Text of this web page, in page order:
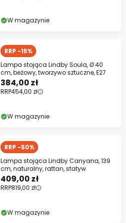
W magazynie
RRP -15%
Lampa stojąca Lindby Soula, Ø 40
cm, beżowy, tworzywo sztuczne, E27
384,00 zł
RRP454,00 zł
W magazynie
RRP -50%
Lampa stojąca Lindby Canyana, 139
cm, naturalny, rattan, statyw
409,00 zł
RRP819,00 zł
W magazynie